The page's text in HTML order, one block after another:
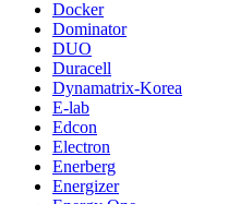
Docker
Dominator
DUO
Duracell
Dynamatrix-Korea
E-lab
Edcon
Electron
Enerberg
Energizer